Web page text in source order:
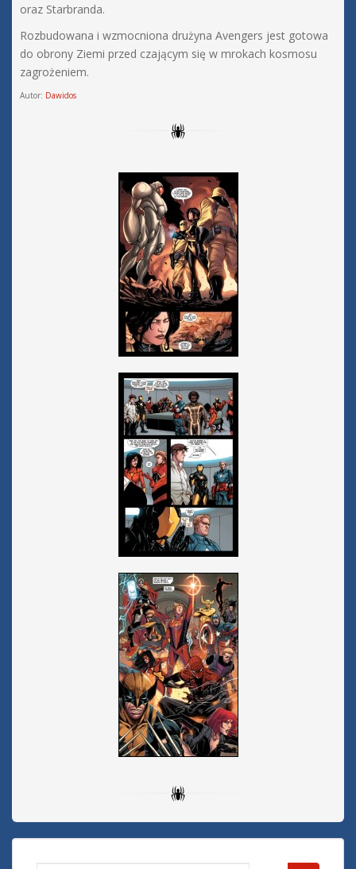
oraz Starbranda.
Rozbudowana i wzmocniona drużyna Avengers jest gotowa
do obrony Ziemi przed czającym się w mrokach kosmosu
zagrożeniem.
Autor: Dawidos